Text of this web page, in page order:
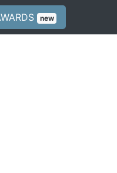
new